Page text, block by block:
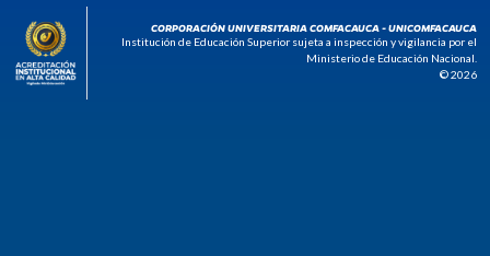
CORPORACIÓN UNIVERSITARIA COMFACAUCA - UNICOMFACAUCA
Institución de Educación Superior sujeta a inspección y vigilancia por el
Ministerio de Educación Nacional.
© 2026